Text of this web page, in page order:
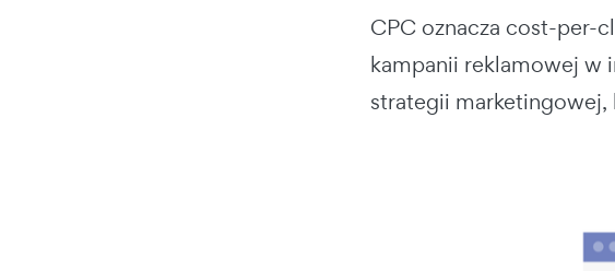
CPC oznacza cost-per-
kampanii reklamowej w
strategii marketingowej,